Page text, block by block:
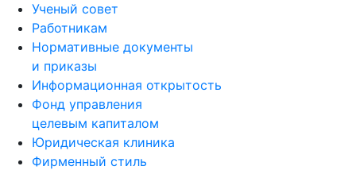
Ученый совет
Работникам
Нормативные документы
и приказы
Информационная открытость
Фонд управления
целевым капиталом
Юридическая клиника
Фирменный стиль